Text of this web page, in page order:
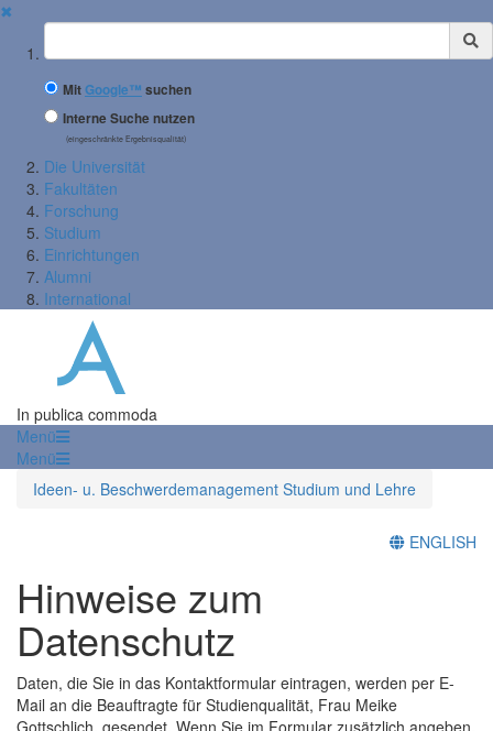
✖
Suchbegriff
MitGoogle™ suchen
Interne Suche nutzen
(eingeschränkte Ergebnisqualität)
Die Universität
Fakultäten
Forschung
Studium
Einrichtungen
Alumni
International
In publica commoda
Menü
Menü
Ideen- u. Beschwerdemanagement Studium und Lehre
ENGLISH
Hinweise zum
Datenschutz
Daten, die Sie in das Kontaktformular eintragen, werden per E-
Mail an die Beauftragte für Studienqualität, Frau Meike
Gottschlich, gesendet. Wenn Sie im Formular zusätzlich angeben,